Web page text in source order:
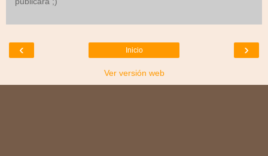
‹ ›
Inicio
Ver versión web